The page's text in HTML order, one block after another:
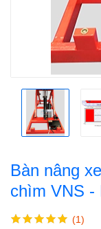
Bàn nâng
chìm VNS -
(1)